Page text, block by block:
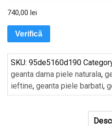
740,00 lei
Verifică
SKU: 95de5160d190
geanta dama piele naturala,
ieftine, geanta piele barbati,